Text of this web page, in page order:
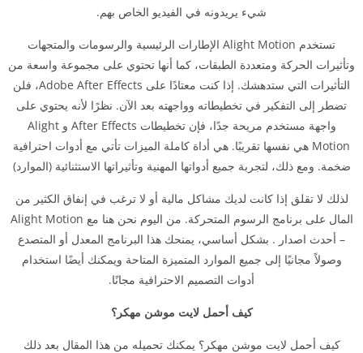
شيء يريدونه في الفيديو الخاص بهم.
تستخدم Alight Motion الإطارات الرئيسية والرسومات والمتجهات
وتأثيرات الحركة ومتعددة الطبقات، كما أنها تحتوي على مجموعة واسعة من
التأثيرات التي ستدهشك. إذا كنت معتادًا على Adobe After Effects، فلن
تضطر إلى التفكير في تخطيطاته وواجهته بعد الآن. نظرًا لأنه يحتوي على
واجهة مستخدم مريحة جدًا، فإن تخطيطات After Effects و Alight
Motion هي نفسها تقريبًا. هي أداة كاملة الميزات تأتي مع أدوات احترافية
ضخمة. ومع ذلك، لتجربة جميع أدواتها المهنية وتأثيراتها الاستثنائية (الموارد)
لذلك لا تقلق إذا كانت لديك مشاكل مالية أو لا ترغب في إنفاق الكثير من
المال على برنامج الرسوم المتحركة. من اليوم نحن هنا مع Alight Motion
– أحدث اصدار . بشكل أساسي، يمنحك هذا البرنامج المعدل أو المتصدع
وصولاً مجانيًا إلى جميع الموارد المتميزة المتاحة ويمكنك أيضًا استخدام
أدوات التصميم الاحترافية مجانًا.
كيف أحمل لايت موشن مهكر؟
كيف أحمل لايت موشن مهكر؟ يمكنك تحميله من هذا المقال بعد ذلك